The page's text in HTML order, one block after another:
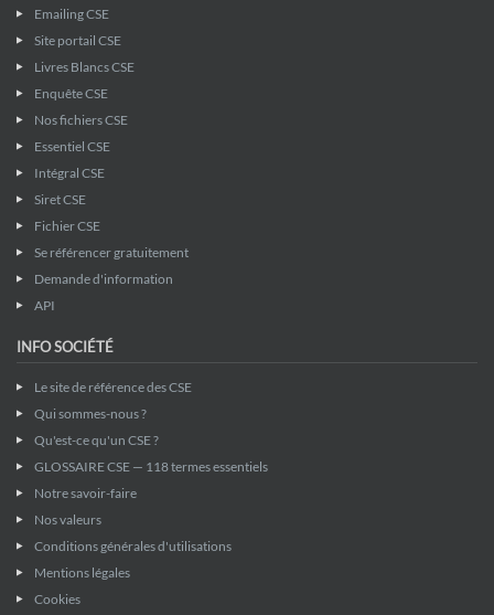
Emailing CSE
Site portail CSE
Livres Blancs CSE
Enquête CSE
Nos fichiers CSE
Essentiel CSE
Intégral CSE
Siret CSE
Fichier CSE
Se référencer gratuitement
Demande d'information
API
INFO SOCIÉTÉ
Le site de référence des CSE
Qui sommes-nous ?
Qu'est-ce qu'un CSE ?
GLOSSAIRE CSE — 118 termes essentiels
Notre savoir-faire
Nos valeurs
Conditions générales d'utilisations
Mentions légales
Cookies